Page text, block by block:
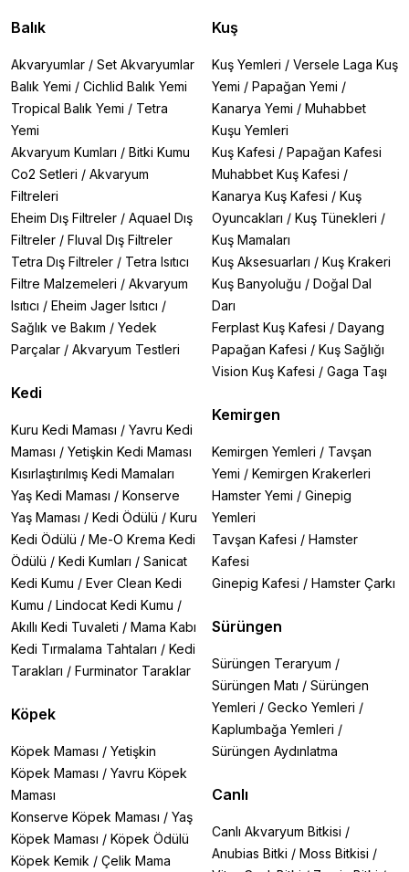
Balık
Akvaryumlar / Set Akvaryumlar
Balık Yemi / Cichlid Balık Yemi
Tropical Balık Yemi / Tetra
Yemi
Akvaryum Kumları / Bitki Kumu
Co2 Setleri / Akvaryum
Filtreleri
Eheim Dış Filtreler / Aquael Dış
Filtreler / Fluval Dış Filtreler
Tetra Dış Filtreler / Tetra Isıtıcı
Filtre Malzemeleri / Akvaryum
Isıtıcı / Eheim Jager Isıtıcı /
Sağlık ve Bakım / Yedek
Parçalar / Akvaryum Testleri
Kedi
Kuru Kedi Maması / Yavru Kedi
Maması / Yetişkin Kedi Maması
Kısırlaştırılmış Kedi Mamaları
Yaş Kedi Maması / Konserve
Yaş Maması / Kedi Ödülü / Kuru
Kedi Ödülü / Me-O Krema Kedi
Ödülü / Kedi Kumları / Sanicat
Kedi Kumu / Ever Clean Kedi
Kumu / Lindocat Kedi Kumu /
Akıllı Kedi Tuvaleti / Mama Kabı
Kedi Tırmalama Tahtaları / Kedi
Tarakları / Furminator Taraklar
Köpek
Köpek Maması / Yetişkin
Köpek Maması / Yavru Köpek
Maması
Konserve Köpek Maması / Yaş
Köpek Maması / Köpek Ödülü
Köpek Kemik / Çelik Mama
Kuş
Kuş Yemleri / Versele Laga Kuş
Yemi / Papağan Yemi /
Kanarya Yemi / Muhabbet
Kuşu Yemleri
Kuş Kafesi / Papağan Kafesi
Muhabbet Kuş Kafesi /
Kanarya Kuş Kafesi / Kuş
Oyuncakları / Kuş Tünekleri /
Kuş Mamaları
Kuş Aksesuarları / Kuş Krakeri
Kuş Banyoluğu / Doğal Dal
Darı
Ferplast Kuş Kafesi / Dayang
Papağan Kafesi / Kuş Sağlığı
Vision Kuş Kafesi / Gaga Taşı
Kemirgen
Kemirgen Yemleri / Tavşan
Yemi / Kemirgen Krakerleri
Hamster Yemi / Ginepig
Yemleri
Tavşan Kafesi / Hamster
Kafesi
Ginepig Kafesi / Hamster Çarkı
Sürüngen
Sürüngen Teraryum /
Sürüngen Matı / Sürüngen
Yemleri / Gecko Yemleri /
Kaplumbağa Yemleri /
Sürüngen Aydınlatma
Canlı
Canlı Akvaryum Bitkisi /
Anubias Bitki / Moss Bitkisi /